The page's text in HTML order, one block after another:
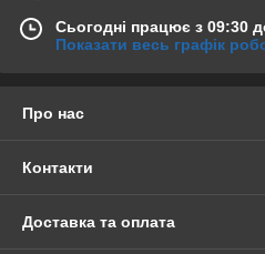
літніх майданчиків та веранд.
Переваги ролет
Screen тканина зменшує
приміщенні.
Ролети скрін дозволяють
Сьогодні працює з 09:30
Показати весь графік
Про нас
Контакти
Доставка та оплата